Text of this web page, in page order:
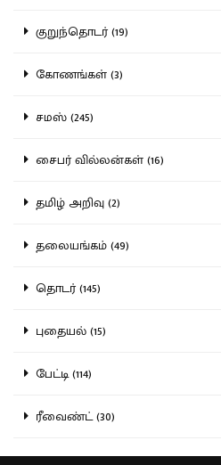
குறுந்தொடர் (19)
கோணங்கள் (3)
சமஸ் (245)
சைபர் வில்லன்கள் (16)
தமிழ் அறிவு (2)
தலையங்கம் (49)
தொடர் (145)
புதையல் (15)
பேட்டி (114)
ரீவைண்ட் (30)